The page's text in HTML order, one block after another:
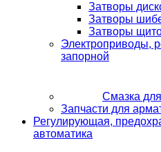
Затворы
Затворы
Затворы
Электроприводы,
запорной
Смазка
Запчасти для
Регулирующая,
автоматика